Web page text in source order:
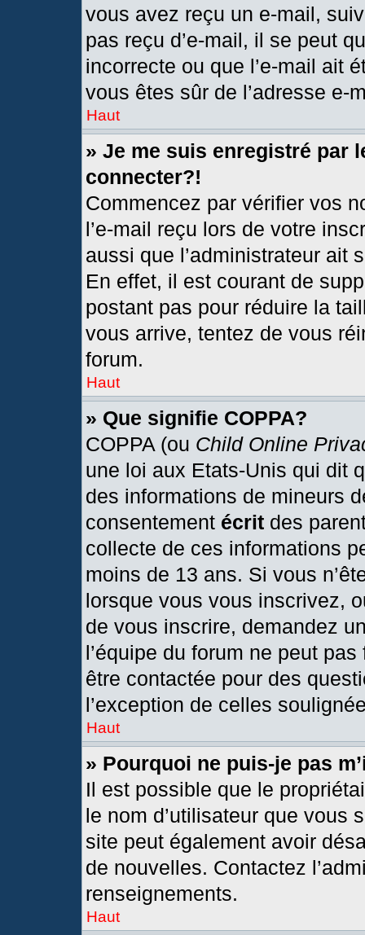
vous avez reçu un e-mail,
pas reçu d’e-mail, il se peut
incorrecte ou que l’e-mail ait
vous êtes sûr de l’adresse e-
Haut
» Je me suis enregistré par
connecter?!
Commencez par vérifier vos
l’e-mail reçu lors de votre
aussi que l’administrateur ait
En effet, il est courant de
postant pas pour réduire la
vous arrive, tentez de vous
forum.
Haut
» Que signifie COPPA?
COPPA (ou Child Online
une loi aux Etats-Unis qui dit
des informations de mineurs
consentement écrit des
collecte de ces informations
moins de 13 ans. Si vous
lorsque vous vous inscrivez,
de vous inscrire, demandez
l’équipe du forum ne peut
être contactée pour des
l’exception de celles
Haut
» Pourquoi ne puis-je pas
Il est possible que le
le nom d’utilisateur que vous
site peut également avoir
de nouvelles. Contactez
renseignements.
Haut